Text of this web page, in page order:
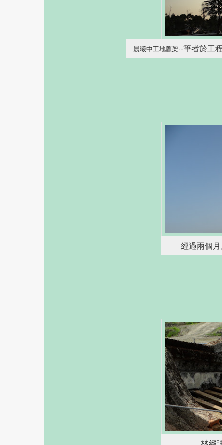
晨曦中工地鷹架--筆者於工
經過兩個